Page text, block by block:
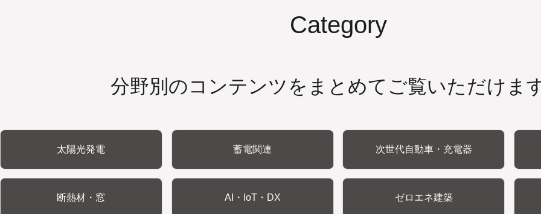
Category
分野別のコンテンツをまとめてご覧いただけま
太陽光発電 蓄電関連 次世代自動車・充電器
断熱材・窓 AI・IoT・DX ゼロエネ建築